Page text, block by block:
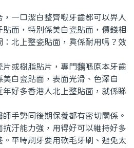
一口潔白整齊嘅牙齒都可以畀人
面，特別係美白瓷貼面，價錢相
北上整瓷貼面，真係耐用嗎？效
或樹脂貼片，專門黐喺原本牙齒
白瓷貼面，表面光滑、色澤自
好多香港人北上整貼面，就係睇
手勢同後期保養都有密切關係。
汙能力強，用得好可以維持好多
平時刷牙要用軟毛牙刷、避免太